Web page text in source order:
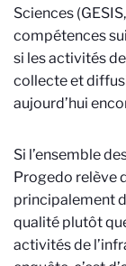
Sciences
compétences
si les activités
collecte et
aujourd’hui
Si l’ensemble
Progedo relève
principalement
qualité plutôt
activités de